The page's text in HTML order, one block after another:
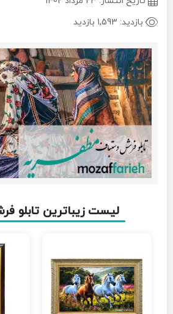
بازدید: 1,593 بازدید
لیست زیباترین تابلو